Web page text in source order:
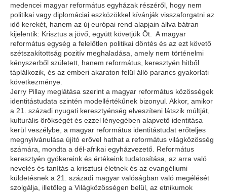
medencei magyar református egyházak részéről, hogy nem
politikai vagy diplomáciai eszközökkel kívánják visszaforgatni az
idő kerekét, hanem az új európai rend alapjain állva bátran
kijelentik: Krisztus a jövő, együtt követjük Őt. A magyar
református egység a felelőtlen politikai döntés és az ezt követő
szétszakítottság pozitív meghaladása, amely nem történelmi
kényszerből született, hanem református, keresztyén hitből
táplálkozik, és az emberi akaraton felül álló parancs gyakorlati
következménye.
Jerry Pillay meglátása szerint a magyar református közösségek
identitástudata szintén modellértékűnek bizonyul. Akkor, amikor
a 21. századi nyugati keresztyénség elveszíteni látszik múltját,
kulturális örökségét és ezzel lényegében alapvető identitása
kerül veszélybe, a magyar református identitástudat erőteljes
megnyilvánulása újító erővel hathat a református világközösség
számára, mondta a dél-afrikai egyházvezető. Református
keresztyén gyökereink és értékeink tudatosítása, az arra való
nevelés és tanítás a krisztusi életnek és az evangéliumi
küldetésnek a 21. századi magyar valóságban való megélését
szolgálja, illetőleg a Világközösségen belül, az etnikumok